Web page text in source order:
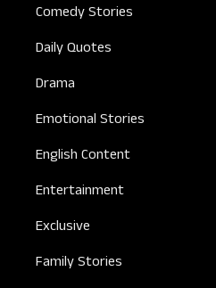
Comedy Stories
Daily Quotes
Drama
Emotional Stories
English Content
Entertainment
Exclusive
Family Stories